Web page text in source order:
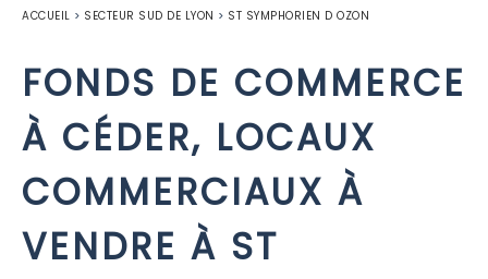
ACCUEIL > SECTEUR SUD DE LYON > ST SYMPHORIEN D OZON
FONDS DE COMMERCE
À CÉDER, LOCAUX
COMMERCIAUX À
VENDRE À ST